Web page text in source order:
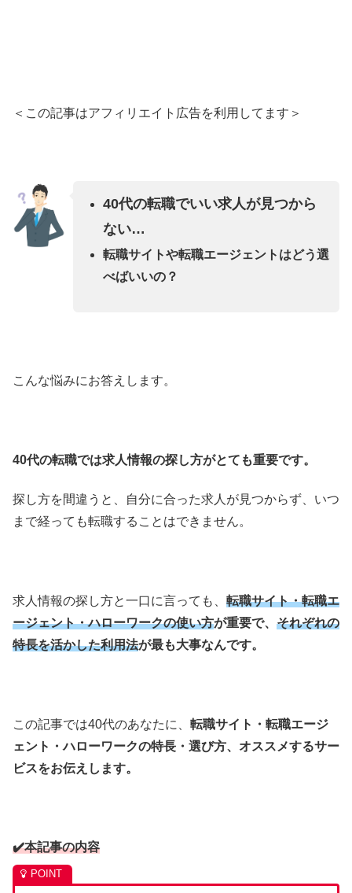
＜この記事はアフィリエイト広告を利用してます＞
40代の転職でいい求人が見つから
ない…
転職サイトや転職エージェントはどう選
べばいいの？
こんな悩みにお答えします。
40代の転職では求人情報の探し方がとても重要です。
探し方を間違うと、自分に合った求人が見つからず、いつ
まで経っても転職することはできません。
求人情報の探し方と一口に言っても、 転職サイト・転職エ
ージェント・ハローワークの使い方が重要で、 それぞれの
特長を活かした利用法が最も大事なんです。
この記事では40代のあなたに、 転職サイト・転職エージ
ェント・ハローワークの特長・選び方、オススメするサー
ビスをお伝えします。
✔️本記事の内容